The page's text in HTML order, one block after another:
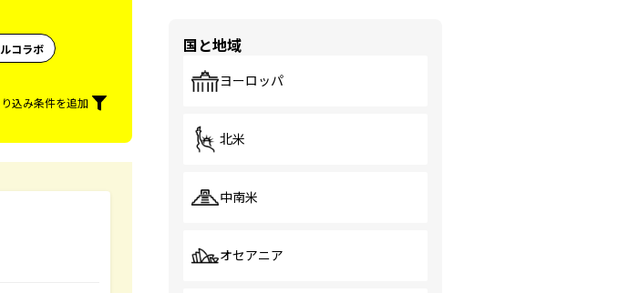
コラボ
込み条件を追加
国と地域
ヨーロッパ
北米
中南米
オセアニア